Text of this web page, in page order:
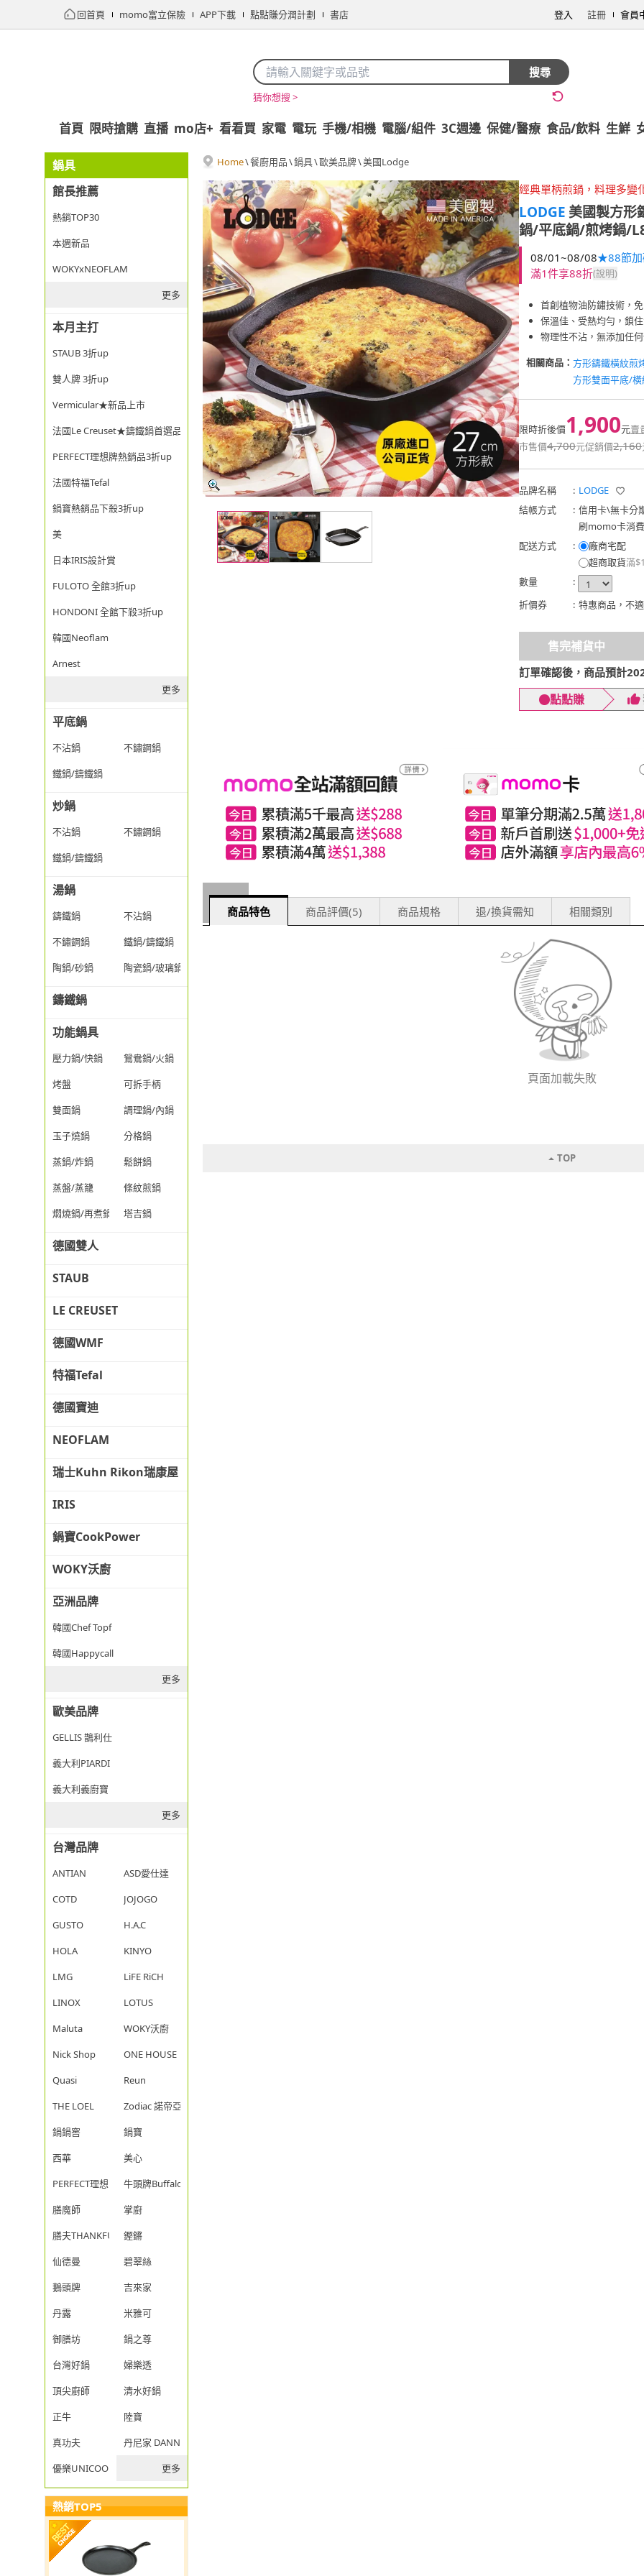
回首頁 momo富立保險 APP下載 點點賺分潤計劃 書店 登入 註冊 會員
搜尋
猜你想搜 >
首頁 限時搶購 直播 mo店+ 看看買 家電 電玩 手機/相機 電腦/組件 3C週邊 保健/醫療 食品/飲料 生鮮
鍋具
館長推薦
熱銷TOP30
本週新品
WOKYxNEOFLAM
更多
本月主打
STAUB 3折up
雙人牌 3折up
Vermicular★新品上市
法國Le Creuset★鑄鐵鍋首選品牌
PERFECT理想牌熱銷品3折up
法國特福Tefal
鍋寶熱銷品下殺3折up
美
日本IRIS設計賞
FULOTO 全館3折up
HONDONI 全館下殺3折up
韓國Neoflam
Arnest
更多
平底鍋
不沾鍋
不鏽鋼鍋
鐵鍋/鑄鐵鍋
炒鍋
不沾鍋
不鏽鋼鍋
鐵鍋/鑄鐵鍋
湯鍋
鑄鐵鍋
不沾鍋
不鏽鋼鍋
鐵鍋/鑄鐵鍋
陶鍋/砂鍋
陶瓷鍋/玻璃鍋/透明鍋
鑄鐵鍋
功能鍋具
壓力鍋/快鍋
鴛鴦鍋/火鍋
烤盤
可拆手柄
雙面鍋
調理鍋/內鍋
玉子燒鍋
分格鍋
蒸鍋/炸鍋
鬆餅鍋
蒸盤/蒸籠
條紋煎鍋
燜燒鍋/再煮鍋
塔吉鍋
德國雙人
STAUB
LE CREUSET
德國WMF
特福Tefal
德國寶迪
NEOFLAM
瑞士Kuhn Rikon瑞康屋
IRIS
鍋寶CookPower
WOKY沃廚
亞洲品牌
韓國Chef Topf
韓國Happycall
更多
歐美品牌
GELLIS 鵲利仕
義大利PIARDI
義大利義廚寶
更多
台灣品牌
ANTIAN
ASD愛仕達
COTD
JOJOGO
GUSTO
H.A.C
HOLA
KINYO
LMG
LiFE RiCH
LINOX
LOTUS
Maluta
WOKY沃廚
Nick Shop
ONE HOUSE
Quasi
Reun
THE LOEL
Zodiac 諾帝亞
鍋鍋窖
鍋寶
西華
美心
PERFECT理想
牛頭牌Buffalo
膳魔師
掌廚
膳夫THANKFUL
鏗鏘
仙德曼
碧翠絲
鵝頭牌
吉來家
丹露
米雅可
御膳坊
鍋之尊
台灣好鍋
婦樂透
頂尖廚師
清水好鍋
正牛
陸寶
真功夫
丹尼家 DANNY JIA
優樂UNICOOK
更多
熱銷TOP5
Home\餐廚用品\鍋具\歐美品牌\美國Lodge
經典單柄煎鍋，料理多變
LODGE美國製方形
鍋/平底鍋/煎烤鍋/
08/01~08/08★88節
滿1件享88折(說明)
首創植物油防鏽技術，
保溫佳、受熱均勻，鎖
物理性不沾，無添加任
相關商品： 方形鑄鐵橫紋煎
方形雙面平底/
限時折後價1,900元賣
市售價4,700元促銷價2,160
品牌名稱 : LODGE
結帳方式
: 信用卡\無卡分
刷momo卡消
配送方式
:
廠商宅配
超商取貨滿
數量
:
折價券
: 特惠商品，不
售完補貨中
訂單確認後，商品預計
點點賺
商品特色 商品評價(5) 商品規格 退/換貨需知 相關類別
頁面加載失敗
TOP